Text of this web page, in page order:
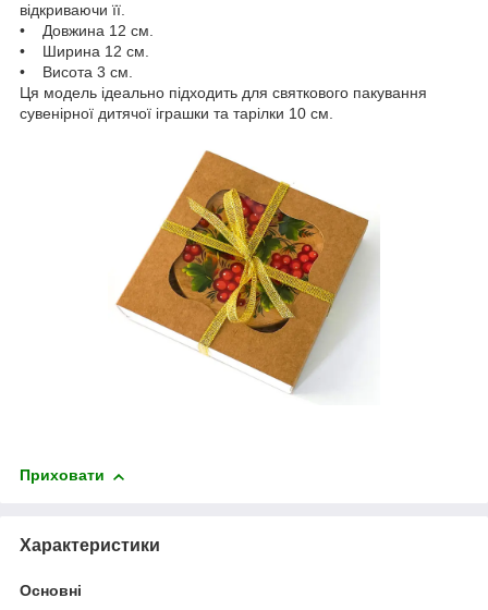
відкриваючи її.
• Довжина 12 см.
• Ширина 12 см.
• Висота 3 см.
Ця модель ідеально підходить для святкового пакування
сувенірної дитячої іграшки та тарілки 10 см.
Приховати
Характеристики
Основні